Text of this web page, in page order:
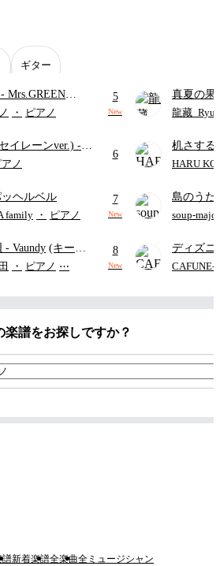
ギター
- Mrs.GREEN
・ ピアノ
イレーンver.) -
鈴木みのり)
付き/『映画ちい
島のひみつ』よ
アノ
ヘルベル
family
・ ピアノ
- Vaundy (キーボ
)
・ ピアノ ⋯
5
New
真夏の
ターズ
龍藏
6
机さする
HARU
7
New
島のうた
映画ちい
soup-majo
8
New
ディズ
レー-
ード有)
CAFUNE-
楽譜をお探しですか？
譜新着楽譜全楽曲全ミュージシャン